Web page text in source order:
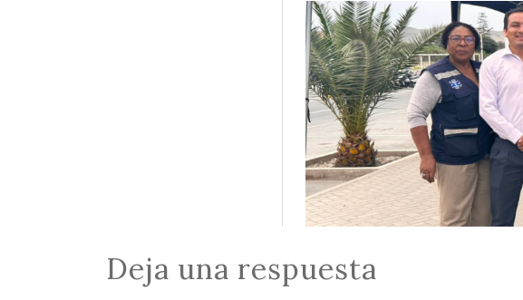
Deja una respuesta